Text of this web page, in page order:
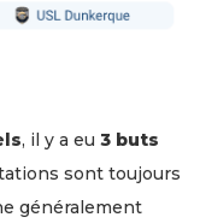
, il y a eu 3 buts
sont toujours
généralement